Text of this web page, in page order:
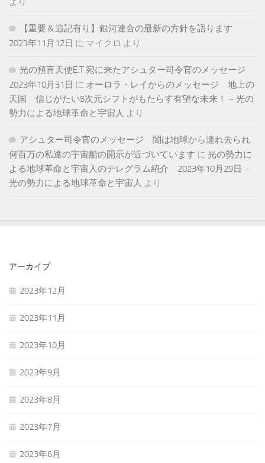
【重要＆追記有り】銀河連合の最新の方針を語ります
2023年11月12日 に マイクロ より
光の預言天使E.T.宛に来たアシュター司令官のメッセージ
2023年10月31日 に オーロラ・レイからのメッセージ 地上の
天国 信じがたい5次元シフトがもたらす有望な未来！ – 光の
勢力による地球革命と宇宙人 より
アシュター司令官のメッセージ 闇は地球から連れ去られ
何百万の私達の宇宙船の開示が近づいています に 光の勢力に
よる地球革命と宇宙人のテレグラム紹介 2023年10月29日 –
光の勢力による地球革命と宇宙人 より
アーカイブ
2023年12月
2023年11月
2023年10月
2023年9月
2023年8月
2023年7月
2023年6月